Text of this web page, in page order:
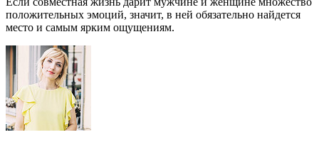
положительных эмоций, значит, в ней обязательно найдется
место и самым ярким ощущениям.